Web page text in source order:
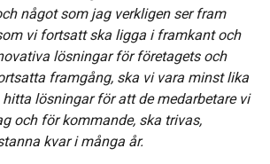
något som jag verkligen ser fram
vi fortsatt ska ligga i framkant och
lösningar för företagets och
framgång, ska vi vara minst lika
lösningar för att de medarbetare vi
och för kommande, ska trivas,
kvar i många år.